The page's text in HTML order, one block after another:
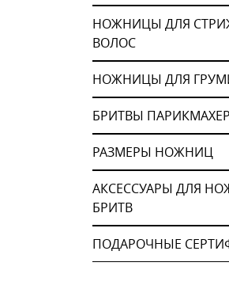
НОЖНИЦЫ ДЛЯ
ВОЛОС
НОЖНИЦЫ ДЛЯ
БРИТВЫ
РАЗМЕРЫ НОЖНИЦ
АКСЕССУАРЫ ДЛЯ
БРИТВ
ПОДАРОЧНЫЕ